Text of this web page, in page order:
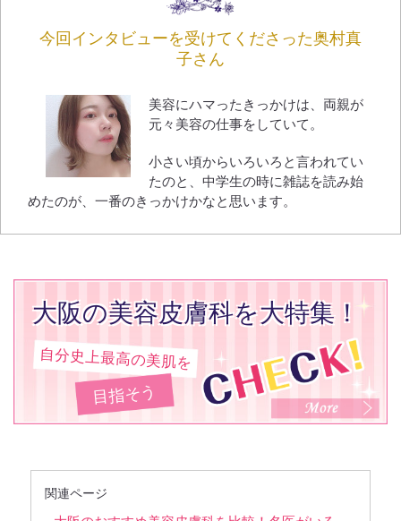
今回インタビューを受けてくださった奥村真
子さん
美容にハマったきっかけは、両親が
元々美容の仕事をしていて。
小さい頃からいろいろと言われてい
たのと、中学生の時に雑誌を読み始
めたのが、一番のきっかけかなと思います。
大阪の美容皮膚科を大特集！
自分史上最高の美肌を
目指そう
関連ページ